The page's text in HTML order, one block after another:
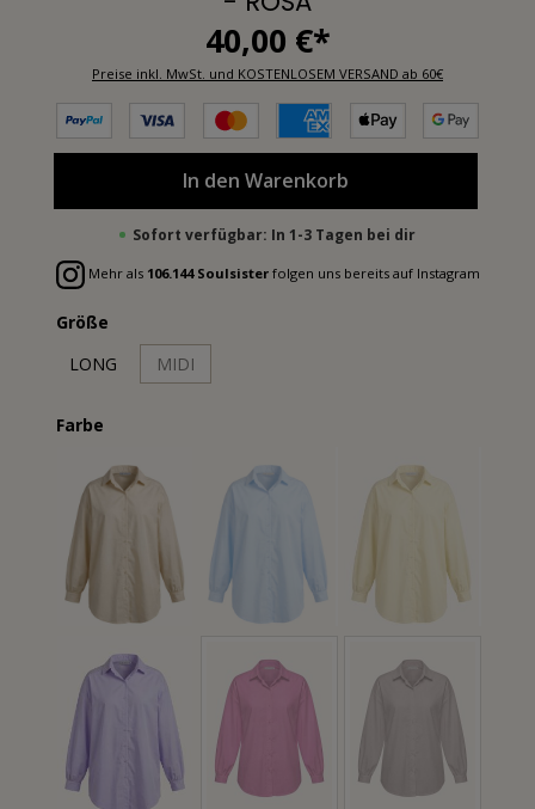
40,00 €*
Preise inkl. MwSt. und KOSTENLOSEM VERSAND ab 60€
In den Warenkorb
Sofort verfügbar: In 1-3 Tagen bei dir
Mehr als 106.144 Soulsisterfolgen uns bereits auf Instagram
Größe
LONG
MIDI
Farbe